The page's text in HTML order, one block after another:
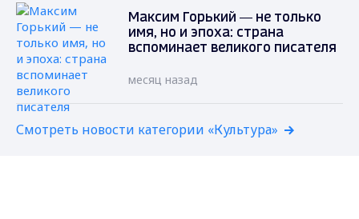
Максим Горький — не только
имя, но и эпоха: страна
вспоминает великого писателя
месяц назад
Смотреть новости категории «Культура»